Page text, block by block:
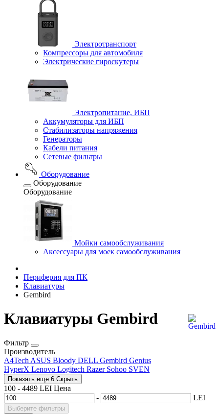
Электротранспорт
Компрессоры для автомобиля
Электрические гироскутеры
Электропитание, ИБП
Аккумуляторы для ИБП
Стабилизаторы напряжения
Генераторы
Кабели питания
Сетевые фильтры
Оборудование
Оборудование
Оборудование
Мойки самообслуживания
Аксессуары для моек самообслуживания
Периферия для ПК
Клавиатуры
Gembird
Клавиатуры Gembird
Фильтр
Производитель
A4Tech ASUS Bloody DELL Gembird Genius
HyperX Lenovo Logitech Razer Sohoo SVEN
Показать еще 6 Скрыть
100 - 4489 LEI Цена
-
LEI
Выберите фильтры